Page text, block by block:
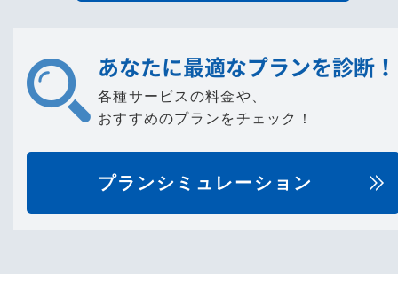
あなたに最適なプランを診断！
各種サービスの料金や、
おすすめのプランをチェック！
プランシミュレーション